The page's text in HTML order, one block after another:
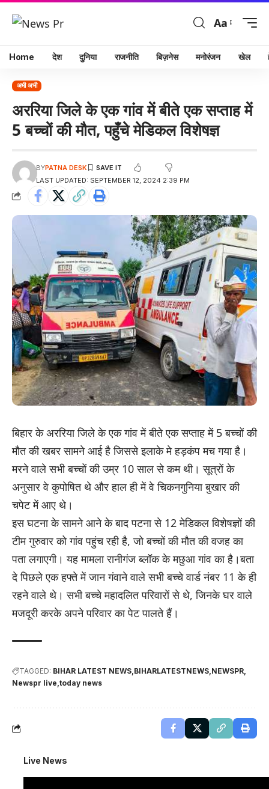
Aa
Home देश दुनिया राजनीति बिज़नेस मनोरंजन खेल
अभी अभी
अररिया जिले के एक गांव में बीते एक सप्ताह में
5 बच्चों की मौत, पहुँचे मेडिकल विशेषज्ञ
LAST UPDATED: SEPTEMBER 12, 2024 2:39 PM
BYPATNA DESK
बिहार के अररिया जिले के एक गांव में बीते एक सप्ताह में 5 बच्चों की
मौत की खबर सामने आई है जिससे इलाके मे हड़कंप मच गया है।
मरने वाले सभी बच्चों की उम्र 10 साल से कम थी। सूत्रों के
अनुसार वे कुपोषित थे और हाल ही में वे चिकनगुनिया बुखार की
चपेट में आए थे।
इस घटना के सामने आने के बाद पटना से 12 मेडिकल विशेषज्ञों की
टीम गुरुवार को गांव पहुंच रही है, जो बच्चों की मौत की वजह का
पता लगाएगी। यह मामला रानीगंज ब्लॉक के मछुआ गांव का है।बता
दे पिछले एक हफ्ते में जान गंवाने वाले सभी बच्चे वार्ड नंबर 11 के ही
रहने वाले थे। सभी बच्चे महादलित परिवारों से थे, जिनके घर वाले
मजदूरी करके अपने परिवार का पेट पालते हैं।
TAGGED: BIHAR LATEST NEWS BIHARLATESTNEWS NEWSPR
Newspr live today news
Live News